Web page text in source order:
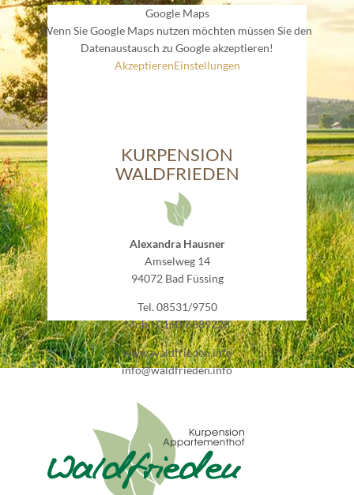
Google Maps
Wenn Sie Google Maps nutzen möchten müssen Sie den
Datenaustausch zu Google akzeptieren!
AkzeptierenEinstellungen
KURPENSION
WALDFRIEDEN
Alexandra Hausner
Amselweg 14
94072 Bad Füssing
Tel. 08531/9750
Mobil 0160/6889228
www.waldfrieden.info
info@waldfrieden.info